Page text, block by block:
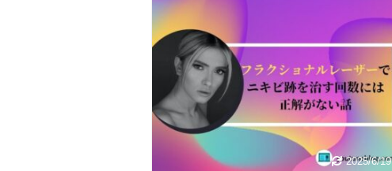
たいで、時々咳き込むのが心配になるんだよ
ね。毎回つけようとすると、頭を通すのを嫌
がって、逃げ回っちゃうし。ペルロスハーネ
スの口コミって実際のところどうなんだろ
う。 愛しい我が子とのお散歩は、何よりも幸
せな時間ですよね。でももし今、少しでもモ
ヤモヤを感じているとしたら、もしかする
と、ハーネス選びが原因かもしれません。 と
はいえ、市販のハーネスはたくさんあって、
どれを選べばいいのかついつい ...
2025/6/19